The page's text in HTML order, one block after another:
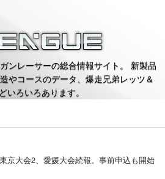
ンレーサーの総合情報サイト。 新製品
やコースのデータ、爆走兄弟レッツ＆
いろいろあります。
京大会2、愛媛大会続報。事前申込も開始